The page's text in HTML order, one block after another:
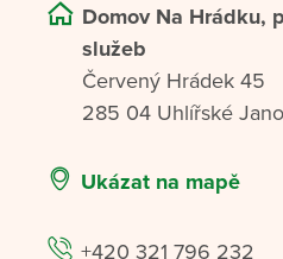
Domov Na Hrádku,
služeb
Červený Hrádek 45
285 04 Uhlířské
Ukázat na mapě
+420 321 796 232